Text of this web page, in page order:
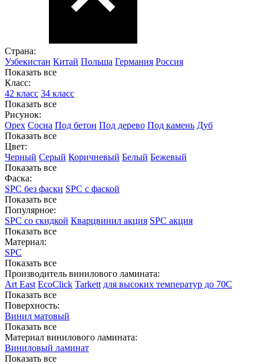
Страна:
Узбекистан Китай Польша Германия Россия
Показать все
Класс:
42 класс 34 класс
Показать все
Рисунок:
Орех Сосна Под бетон Под дерево Под камень Дуб
Показать все
Цвет:
Черный Серый Коричневый Белый Бежевый
Показать все
Фаска:
SPC без фаски SPC с фаской
Показать все
Популярное:
SPC со скидкой Кварцвинил акция SPC акция
Показать все
Материал:
SPC
Показать все
Производитель винилового ламината:
Art East EcoClick Tarkett для высоких температур до 70С
Показать все
Поверхность:
Винил матовый
Показать все
Материал винилового ламината:
Виниловый ламинат
Показать все